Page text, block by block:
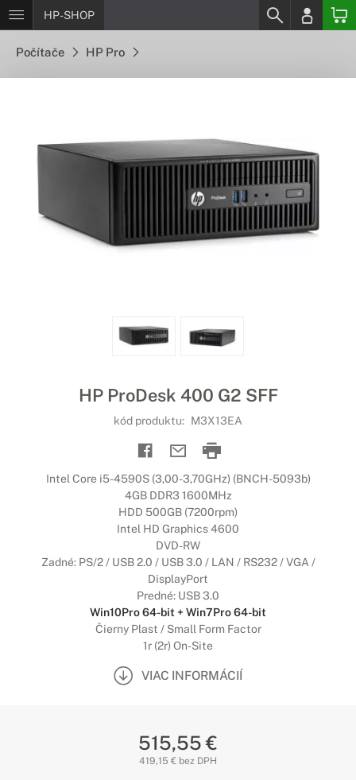
HP-SHOP
Počítače HP Pro
HP ProDesk 400 G2 SFF
kód produktu: M3X13EA
Intel Core i5-4590S (3,00-3,70GHz) (BNCH-5093b)
4GB DDR3 1600MHz
HDD 500GB (7200rpm)
Intel HD Graphics 4600
DVD-RW
Zadné: PS/2 / USB 2.0 / USB 3.0 / LAN / RS232 / VGA /
DisplayPort
Predné: USB 3.0
Win10Pro 64-bit + Win7Pro 64-bit
Čierny Plast / Small Form Factor
1r (2r) On-Site
VIAC INFORMÁCIÍ
515,55 €
419,15 € bez DPH